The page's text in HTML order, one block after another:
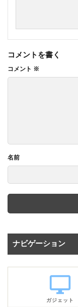
コメントを書く
コメント ※
名前
ナビゲーション
desktop_windows
ガジェット